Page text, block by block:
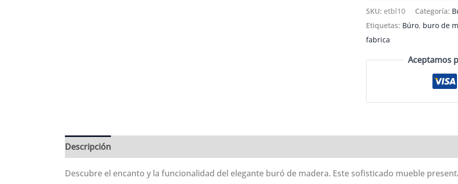
de
madera
con
tallado
SKU: etbl10 Categoría:
Etiquetas: Búro, buro de
fabrica
Aceptamos
Descripción
Descubre el encanto y la funcionalidad del elegante buró de madera. Este sofisticado mueble